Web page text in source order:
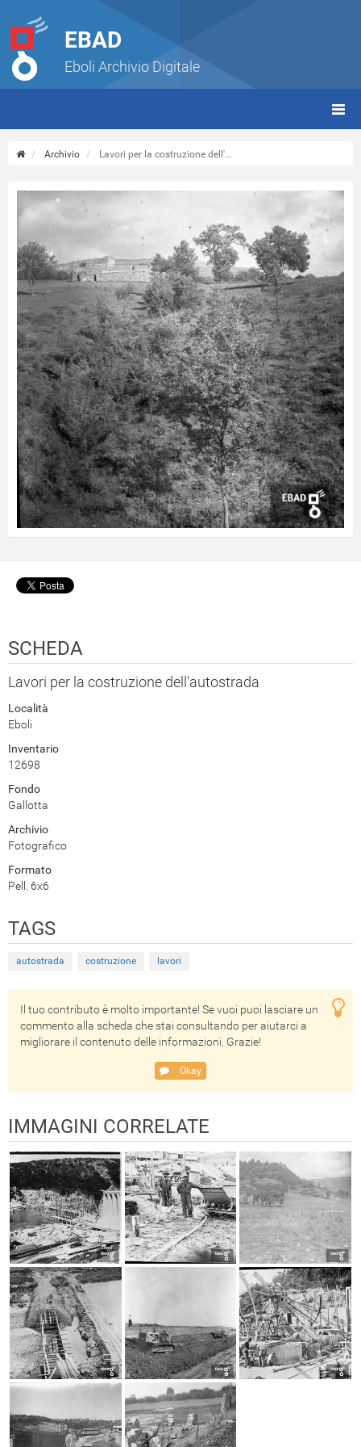
EBAD
Eboli Archivio Digitale
Archivio Lavori per la costruzione dell'...
SCHEDA
Lavori per la costruzione dell'autostrada
Località
Eboli
Inventario
12698
Fondo
Gallotta
Archivio
Fotografico
Formato
Pell. 6x6
TAGS
autostrada costruzione lavori
Il tuo contributo è molto importante! Se vuoi puoi lasciare un
commento alla scheda che stai consultando per aiutarci a
migliorare il contenuto delle informazioni. Grazie!
Okay
IMMAGINI CORRELATE